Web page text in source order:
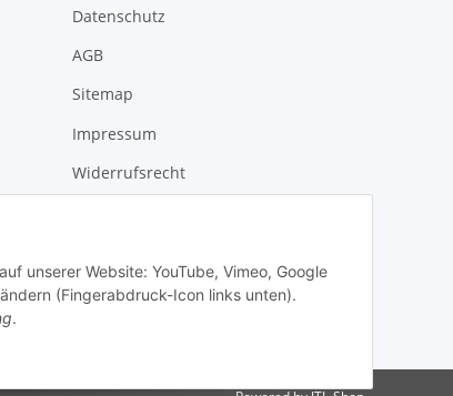
unserer Website: YouTube, Vimeo, Google
(Fingerabdruck-Icon links unten).
.
Datenschutz
AGB
Sitemap
Impressum
Widerrufsrecht